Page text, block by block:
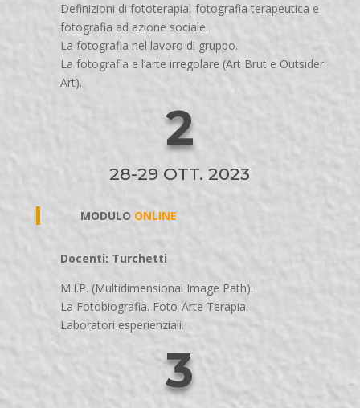
Definizioni di fototerapia, fotografia terapeutica e
fotografia ad azione sociale.
La fotografia nel lavoro di gruppo.
La fotografia e l’arte irregolare (Art Brut e Outsider
Art).
2
28-29 OTT. 2023
MODULO ONLINE
Docenti: Turchetti
M.I.P. (Multidimensional Image Path).
La Fotobiografia. Foto-Arte Terapia.
Laboratori esperienziali.
3